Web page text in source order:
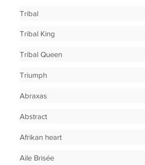
Tribal
Tribal King
Tribal Queen
Triumph
Abraxas
Abstract
Afrikan heart
Aile Brisée